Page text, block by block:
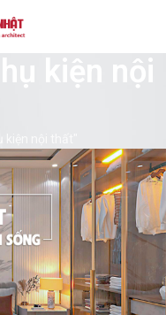
kiện nội
nội thất"